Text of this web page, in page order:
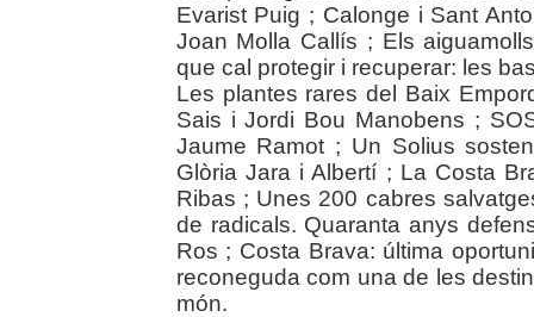
Evarist Puig ; Calonge i Sant
Joan Molla Callís ; Els
que cal protegir i recuperar: les
Les plantes rares del Baix
Sais i Jordi Bou Manobens ;
Jaume Ramot ; Un Solius
Glòria Jara i Albertí ; La Costa
Ribas ; Unes 200 cabres
de radicals. Quaranta anys
Ros ; Costa Brava: última
reconeguda com una de les
món.